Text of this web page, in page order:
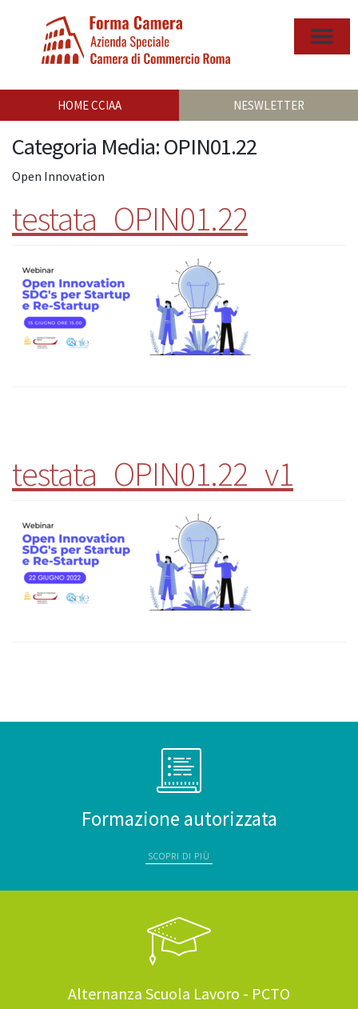
HOME CCIAA NESWLETTER
Categoria Media:OPIN01.22
Open Innovation
testata_OPIN01.22
testata_OPIN01.22_v1
Formazione autorizzata
SCOPRI DI PIÙ
Alternanza Scuola Lavoro - PCTO